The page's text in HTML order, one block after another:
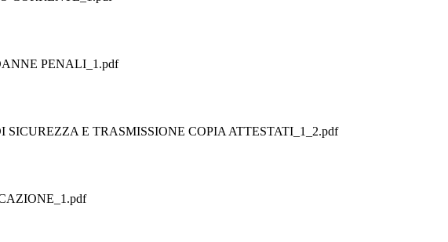
PENALI_1.pdf
E TRASMISSIONE COPIA ATTESTATI_1_2.pdf